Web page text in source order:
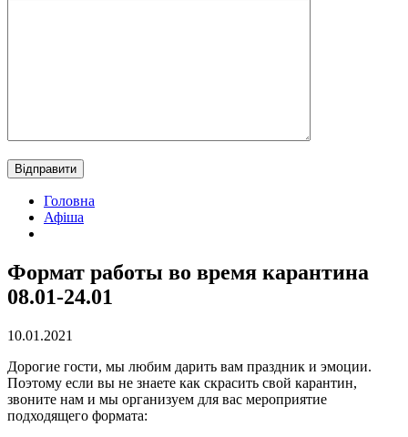
Головна
Афіша
Формат работы во время карантина
08.01-24.01
10.01.2021
Дорогие гости, мы любим дарить вам праздник и эмоции.
Поэтому если вы не знаете как скрасить свой карантин,
звоните нам и мы организуем для вас мероприятие
подходящего формата: